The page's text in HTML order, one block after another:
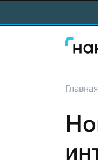
Главная